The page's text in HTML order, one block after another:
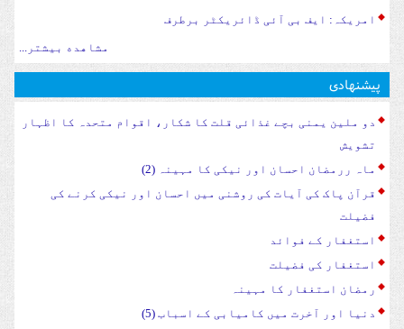
امریکہ: ایف بی آئی ڈائریکٹر برطرف
مشاهده بیشتر...
پیشنهادی
دو ملین یمنی بچے غذائی قلت کا شکار، اقوام متحدہ کا اظہار
تشویش
ماہ ررمضان احسان اور نیکی کا مہینہ (2)
قرآن پاک کی آیات کی روشنی میں احسان اور نیکی کرنے کی
فضیلت
استغفار کے فوائد
استغفار کی فضیلت
رمضان استغفار کا مہینہ
دنیا اور آخرت میں کامیابی کے اسباب (5)